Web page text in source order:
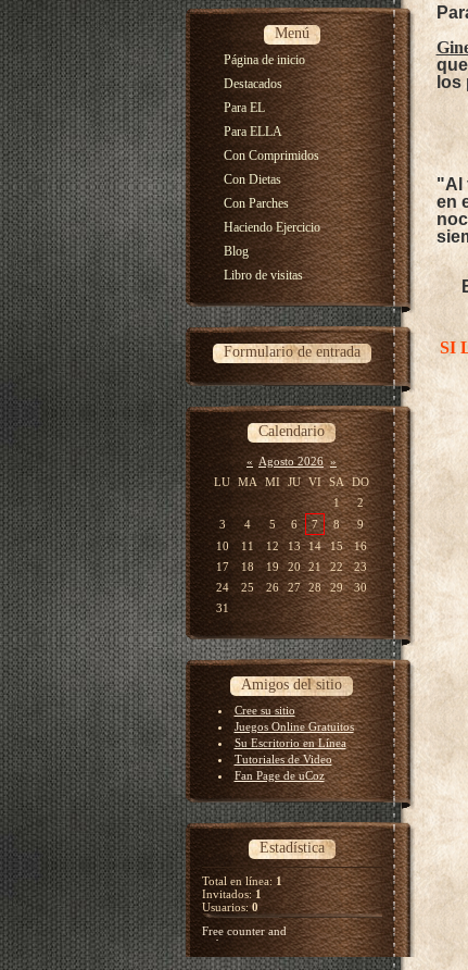
Menú
Página de inicio
Destacados
Para EL
Para ELLA
Con Comprimidos
Con Dietas
Con Parches
Haciendo Ejercicio
Blog
Libro de visitas
Formulario de entrada
Calendario
« Agosto 2026 »
LU MA MI JU VI SA DO
1
2
3
4 5 6 7 8
9
10
11 12 13 14 15
16
17
18 19 20 21 22
23
24
25 26 27 28 29
30
31
Amigos del sitio
Cree su sitio
Juegos Online Gratuitos
Su Escritorio en Línea
Tutoriales de Video
Fan Page de uCoz
Estadística
Total en línea: 1
Invitados:1
Usuarios:0
los
"Al
en
SI